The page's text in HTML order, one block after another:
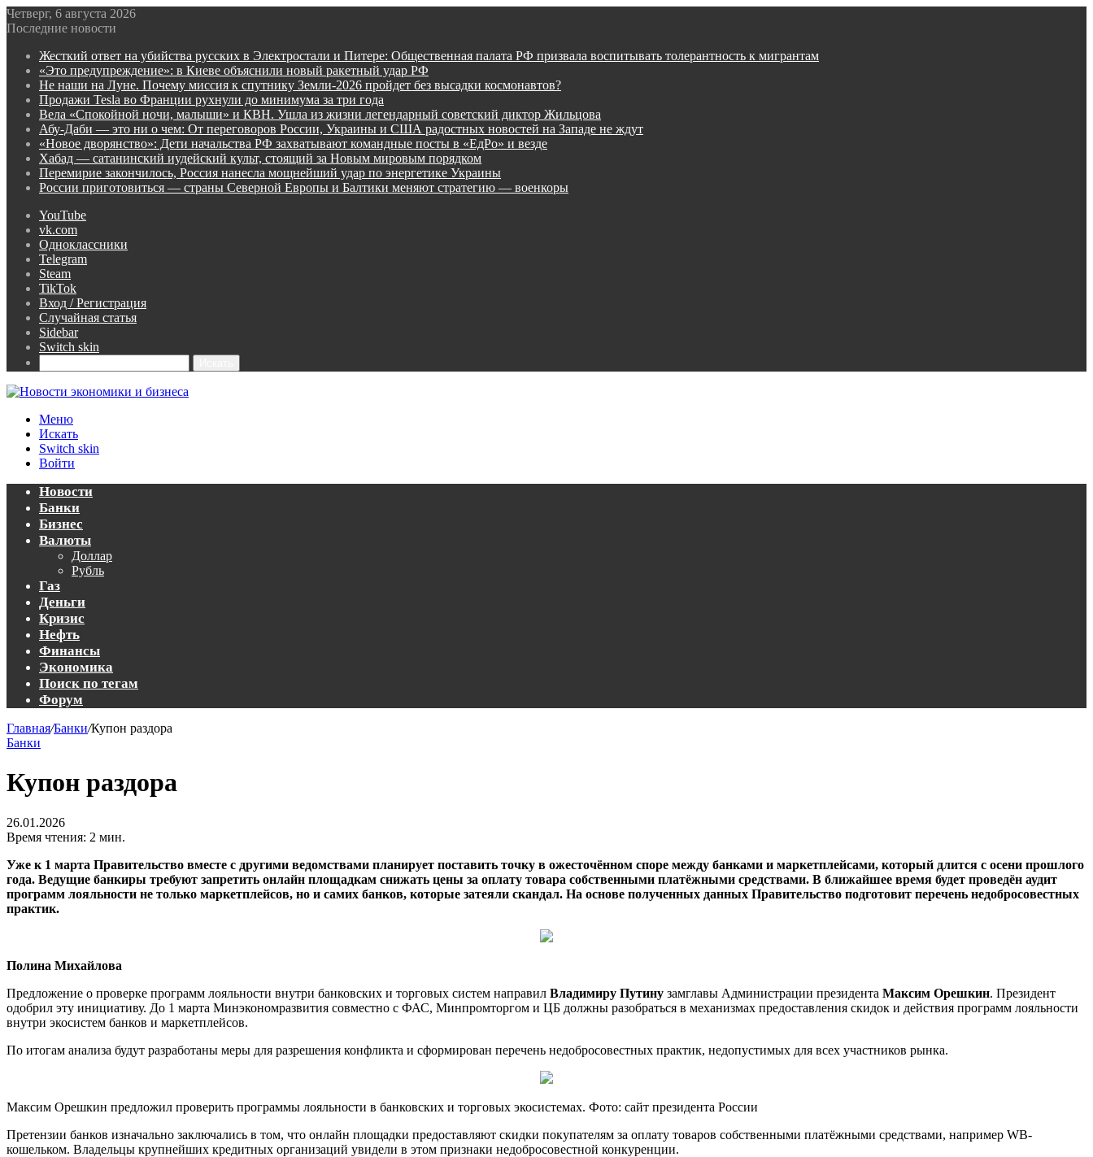
Четверг, 6 августа 2026
Последние новости
Жесткий ответ на убийства русских в Электростали и Питере: Общественная палата РФ призвала воспитывать толерантность к мигрантам
«Это предупреждение»: в Киеве объяснили новый ракетный удар РФ
Не наши на Луне. Почему миссия к спутнику Земли-2026 пройдет без высадки космонавтов?
Продажи Tesla во Франции рухнули до минимума за три года
Вела «Спокойной ночи, малыши» и КВН. Ушла из жизни легендарный советский диктор Жильцова
Абу-Даби — это ни о чем: От переговоров России, Украины и США радостных новостей на Западе не ждут
«Новое дворянство»: Дети начальства РФ захватывают командные посты в «ЕдРо» и везде
Хабад — сатанинский иудейский культ, стоящий за Новым мировым порядком
Перемирие закончилось, Россия нанесла мощнейший удар по энергетике Украины
России приготовиться — страны Северной Европы и Балтики меняют стратегию — военкоры
YouTube
vk.com
Одноклассники
Telegram
Steam
TikTok
Вход / Регистрация
Случайная статья
Sidebar
Switch skin
Меню
Искать
Switch skin
Войти
Новости
Банки
Бизнес
Валюты
Доллар
Рубль
Газ
Деньги
Кризис
Нефть
Финансы
Экономика
Поиск по тегам
Форум
Главная/Банки/Купон раздора
Банки
Купон раздора
26.01.2026
Время чтения: 2 мин.
Уже к 1 марта Правительство вместе с другими ведомствами планирует поставить точку в ожесточённом споре между банками и маркетплейсами, который длится с осени прошлого
года. Ведущие банкиры требуют запретить онлайн площадкам снижать цены за оплату товара собственными платёжными средствами. В ближайшее время будет проведён аудит
программ лояльности не только маркетплейсов, но и самих банков, которые затеяли скандал. На основе полученных данных Правительство подготовит перечень недобросовестных
практик.
Полина Михайлова
Предложение о проверке программ лояльности внутри банковских и торговых систем направил Владимиру Путину замглавы Администрации президента Максим Орешкин. Президент
одобрил эту инициативу. До 1 марта Минэкономразвития совместно с ФАС, Минпромторгом и ЦБ должны разобраться в механизмах предоставления скидок и действия программ лояльности
внутри экосистем банков и маркетплейсов.
По итогам анализа будут разработаны меры для разрешения конфликта и сформирован перечень недобросовестных практик, недопустимых для всех участников рынка.
Максим Орешкин предложил проверить программы лояльности в банковских и торговых экосистемах. Фото: сайт президента России
Претензии банков изначально заключались в том, что онлайн площадки предоставляют скидки покупателям за оплату товаров собственными платёжными средствами, например WB-
кошельком. Владельцы крупнейших кредитных организаций увидели в этом признаки недобросовестной конкуренции.